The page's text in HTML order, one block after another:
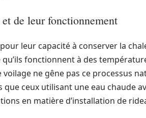
de leur fonctionnement
leur capacité à conserver la
fonctionnent à des
ne gêne pas ce processus
ceux utilisant une eau chaude
en matière d’installation de